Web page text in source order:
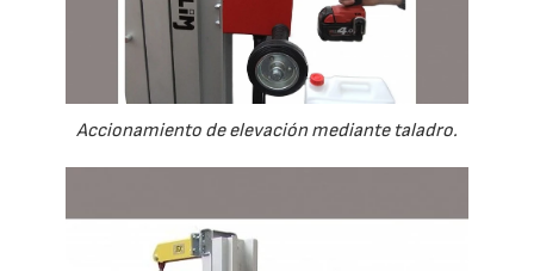
Accionamiento de elevación mediante taladro.